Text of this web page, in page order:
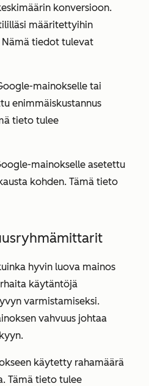
konversioon.
määritettyihin
tiedot tulevat
mainokselle tai
enimmäiskustannus
tieto tulee
mainokselle asetettu
kohden. Tämä tieto
hyvin luova mainos
käytäntöjä
varmistamiseksi.
vahvuus johtaa
käytetty rahamäärä
Tämä tieto tulee